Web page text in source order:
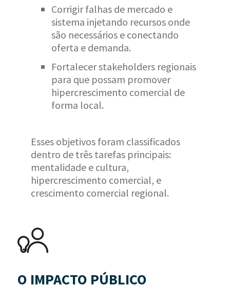
Corrigir falhas de mercado e
sistema injetando recursos onde
são necessários e conectando
oferta e demanda.
Fortalecer stakeholders regionais
para que possam promover
hipercrescimento comercial de
forma local.
Esses objetivos foram classificados
dentro de três tarefas principais:
mentalidade e cultura,
hipercrescimento comercial, e
crescimento comercial regional.
O IMPACTO PÚBLICO